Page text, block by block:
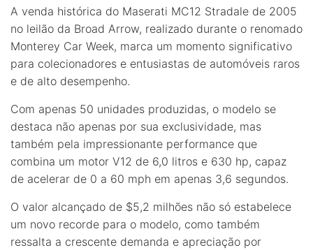
A venda histórica do Maserati MC12 Stradale de 2005
no leilão da Broad Arrow, realizado durante o renomado
Monterey Car Week, marca um momento significativo
para colecionadores e entusiastas de automóveis raros
e de alto desempenho.
Com apenas 50 unidades produzidas, o modelo se
destaca não apenas por sua exclusividade, mas
também pela impressionante performance que
combina um motor V12 de 6,0 litros e 630 hp, capaz
de acelerar de 0 a 60 mph em apenas 3,6 segundos.
O valor alcançado de $5,2 milhões não só estabelece
um novo recorde para o modelo, como também
ressalta a crescente demanda e apreciação por